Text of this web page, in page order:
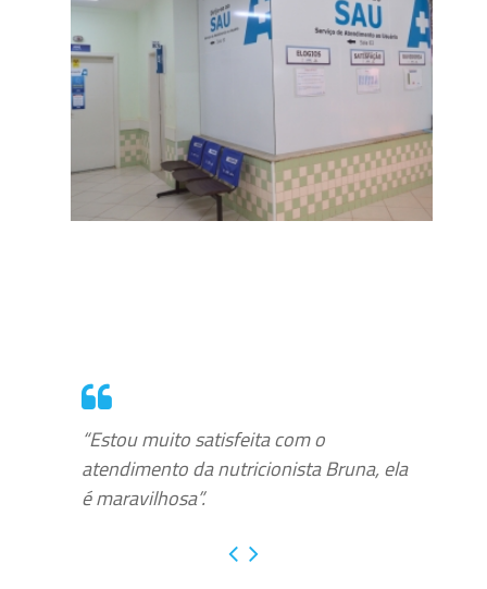
“Estou muito satisfeita com o
atendimento da nutricionista Bruna, ela
é maravilhosa”.